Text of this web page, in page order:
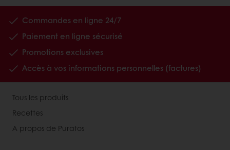
Commandes en ligne 24/7
Paiement en ligne sécurisé
Promotions exclusives
Accès à vos informations personnelles (factures)
Tous les produits
Recettes
A propos de Puratos